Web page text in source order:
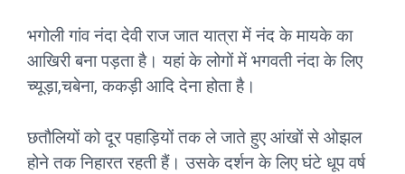
भगोली गांव नंदा देवी राज जात यात्रा में नंद के मायके का
आखिरी बना पड़ता है। यहां के लोगों में भगवती नंदा के लिए
च्यूड़ा,चबेना, ककड़ी आदि देना होता है।
छतौलियों को दूर पहाड़ियों तक ले जाते हुए आंखों से ओझल
होने तक निहारत रहती हैं। उसके दर्शन के लिए घंटे धूप वर्ष